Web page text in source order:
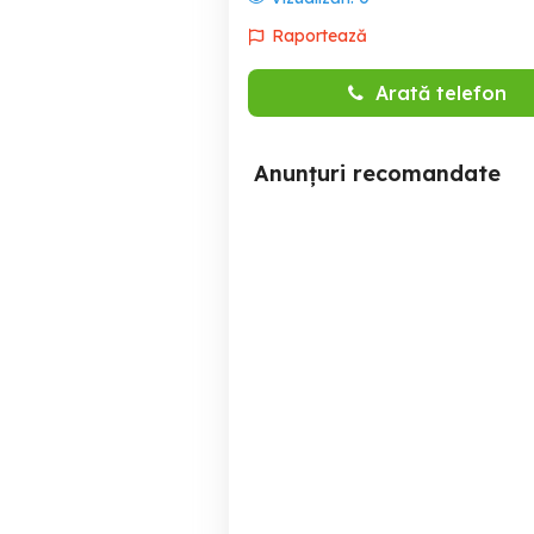
Raportează
Arată telefon
Anunțuri recomandate